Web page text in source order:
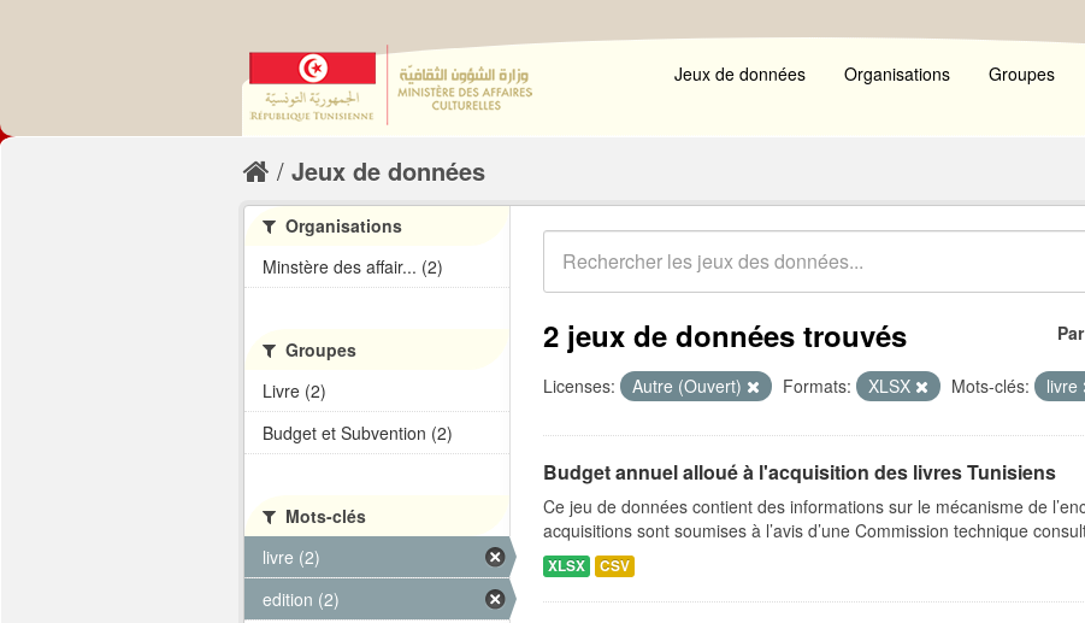
Jeux de données Organisations Groupes
Jeux de données
2 jeux de données trouvés
Licenses: Autre (Ouvert) Formats: XLSX Mots-clés: livre
Budget annuel alloué à l'acquisition des livres Tunisiens
Ce jeu de données contient des informations sur le mécanisme de
acquisitions sont soumises à l’avis d’une Commission technique
XLSX CSV
Organisations
Minstère des affair... (2)
Groupes
Livre (2)
Budget et Subvention (2)
Mots-clés
livre (2)
edition (2)